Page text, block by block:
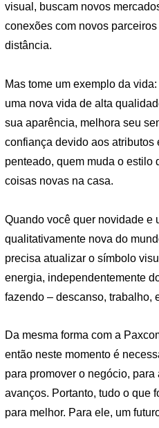
visual, buscam novos
conexões com novos
distância.
Mas tome um exemplo da
uma nova vida de alta
sua aparência, melhora seu
confiança devido aos atributos
penteado, quem muda o estilo
coisas novas na casa.
Quando você quer novidade e
qualitativamente nova do
precisa atualizar o símbolo
energia, independentemente
fazendo – descanso, trabalho,
Da mesma forma com a
então neste momento é
para promover o negócio,
avanços. Portanto, tudo o que
para melhor. Para ele, um